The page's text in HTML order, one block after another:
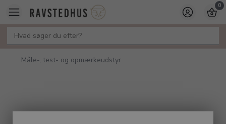
0
Måle-, test- og opmærkeudstyr